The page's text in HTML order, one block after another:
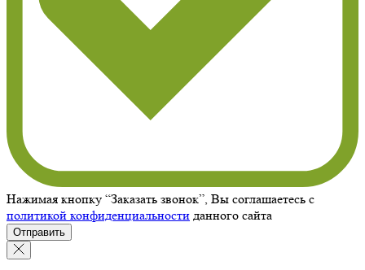
Нажимая кнопку “Заказать звонок”, Вы соглашаетесь с
политикой конфиденциальности данного сайта
Отправить